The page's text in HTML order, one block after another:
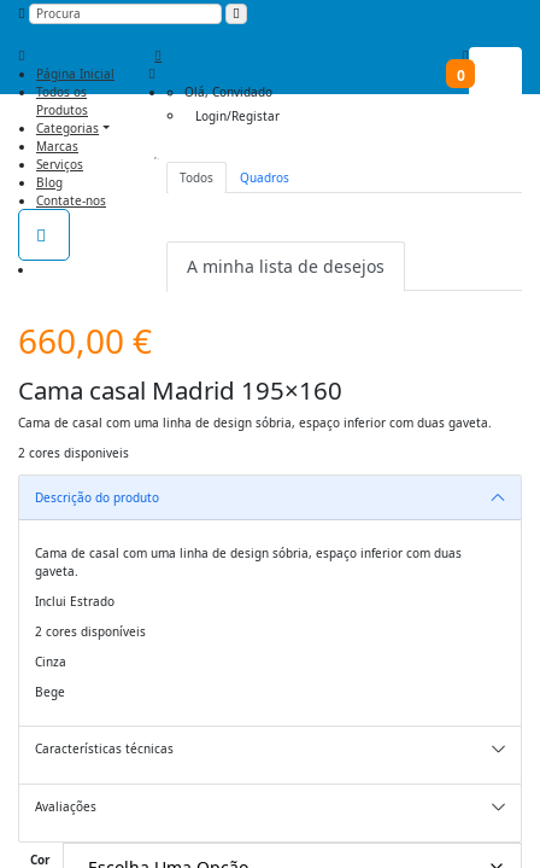
Página Inicial
Todos os
Produtos
Categorias
Marcas
Serviços
Blog
Contate-nos
0
Olá,Convidado
Login/Registar
Todos Quadros
Não há nenhum item na lista de
A minha lista de desejos
660,00 €
Cama casal Madrid 195×160
Cama de casal com uma linha de design sóbria, espaço inferior com duas gaveta.
2 cores disponiveis
Descrição do produto
Cama de casal com uma linha de design sóbria, espaço inferior com duas
gaveta.
Inclui Estrado
2 cores disponíveis
Cinza
Bege
Características técnicas
Avaliações
Cor